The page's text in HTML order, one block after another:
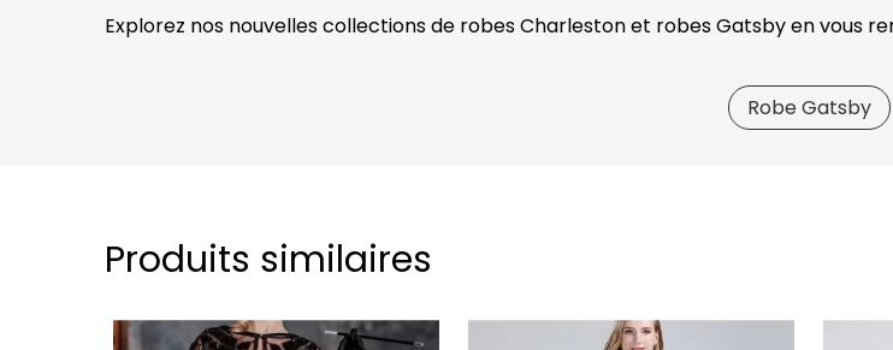
Explorez nos nouvelles collections de robes Charleston et robes Gatsby en vous
Robe Gatsby
Produits similaires